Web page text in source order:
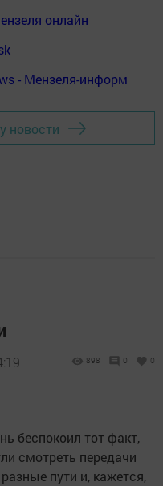
онлайн
- Мензеля-информ
новости
898 0 0
беспокоил тот факт,
смотреть передачи
пути и, кажется,